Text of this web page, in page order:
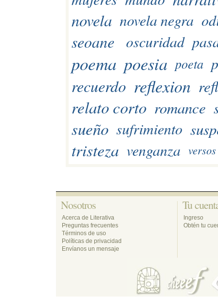
novela novela negra
seoane oscuridad
poema poesia poeta
recuerdo reflexion
relato corto romance
sueño sufrimiento
tristeza venganza versos
Nosotros
Acerca de Literativa
Preguntas frecuentes
Términos de uso
Políticas de privacidad
Envíanos un mensaje
Tu
Ingreso
Obtén tu